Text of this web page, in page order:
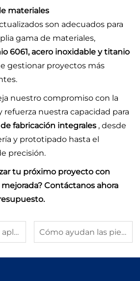
materiales
son adecuados para
gama de materiales,
6061, acero inoxidable y titanio
gestionar proyectos más
nuestro compromiso con la
refuerza nuestra capacidad para
fabricación integrales , desde
y prototipado hasta el
precisión.
tu próximo proyecto con
Contáctanos ahora
automotriz? Cómo ayudan las piezas estampadas en metal a reducir los costos de fabricación